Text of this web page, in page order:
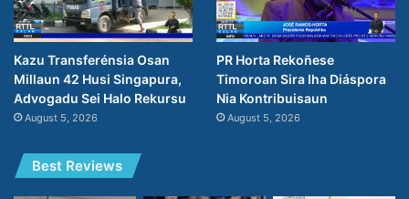
Kazu Transferénsia Osan
Millaun 42 Husi Singapura,
Advogadu Sei Halo Rekursu
August 5, 2026
PR Horta Rekoñese
Timoroan Sira Iha Diáspora
Nia Kontribuisaun
August 5, 2026
Best Reviews